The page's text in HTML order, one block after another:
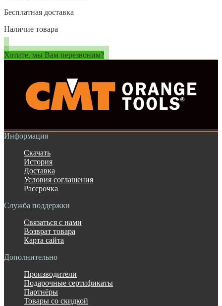
Бесплатная доставка
Наличие товара
Хотите, мы Вам перезвоним?
Информация
Скачать
История
Доставка
Условия соглашения
Рассрочка
Служба поддержки
Связаться с нами
Возврат товара
Карта сайта
Дополнительно
Производители
Подарочные сертификаты
Партнёры
Товары со скидкой